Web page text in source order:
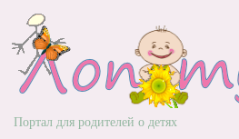
Портал для родителей о детях